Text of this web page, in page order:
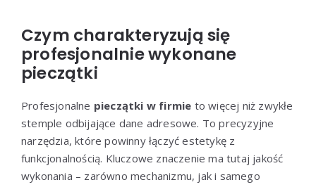
Czym charakteryzują się
profesjonalnie wykonane
pieczątki
Profesjonalne pieczątki w firmie to więcej niż zwykłe
stemple odbijające dane adresowe. To precyzyjne
narzędzia, które powinny łączyć estetykę z
funkcjonalnością. Kluczowe znaczenie ma tutaj jakość
wykonania – zarówno mechanizmu, jak i samego